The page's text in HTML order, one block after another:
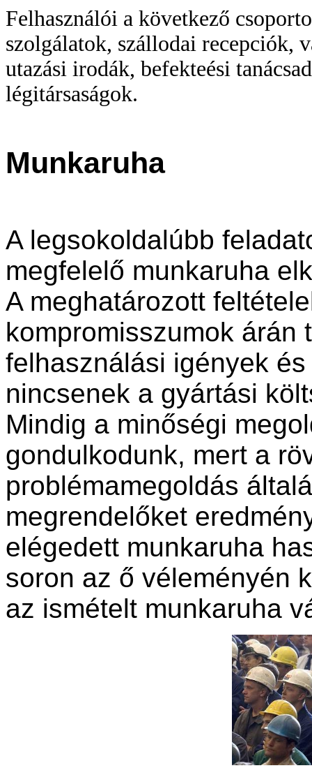
Felhasználói a következő
szolgálatok, szállodai recepciók,
utazási irodák, befekteési
légitársaságok.
Munkaruha
A legsokoldalúbb
megfelelő munkaruha
A meghatározott
kompromisszumok árán
felhasználási igények
nincsenek a gyártási
Mindig a minőségi
gondulkodunk, mert a
problémamegoldás
megrendelőket
elégedett munkaruha
soron az ő véleményén
az ismételt munkaruha